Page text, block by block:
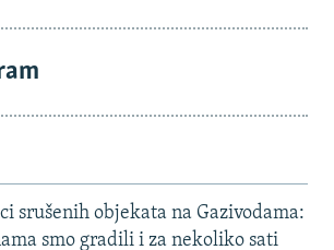
srušenih objekata na Gazivodama:
smo gradili i za nekoliko sati